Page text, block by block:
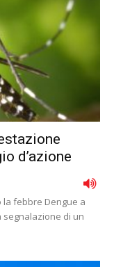
d’azione
la febbre Dengue a
segnalazione di un